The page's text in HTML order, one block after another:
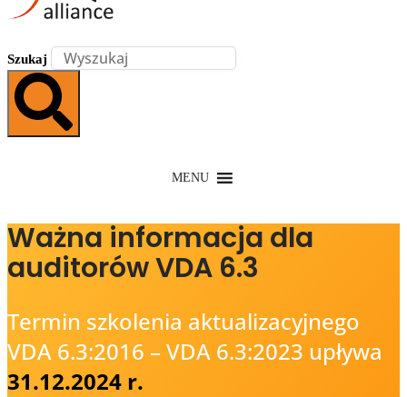
Szukaj
MENU
Ważna informacja dla
auditorów VDA 6.3
Termin szkolenia aktualizacyjnego
VDA 6.3:2016 – VDA 6.3:2023 upływa
31.12.2024 r.